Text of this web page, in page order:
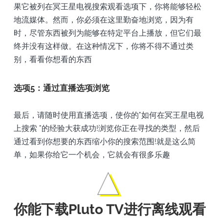
果它被列在冥王星电视搜索观看选项下，你将能够轻松
地流媒体。然而，你必须在这里勤奋地浏览，因为有
时，尽管东西被列为能够在特定平台上播放，但它们最
终并没有这样做。在这种情况下，你将不得不通过类
别，看看你想看的东西
选项5：通过直播选项浏览
最后，请随时使用直播选项，使你的"如何在冥王星电视
上搜索 "的经验大获成功!浏览你正在寻找的类型，然后
通过看到你想要的东西缩小你的搜索范围!就是这么简
单，如果你给它一个机会，它就会有很多乐趣
你能下载Pluto TV进行离线观看